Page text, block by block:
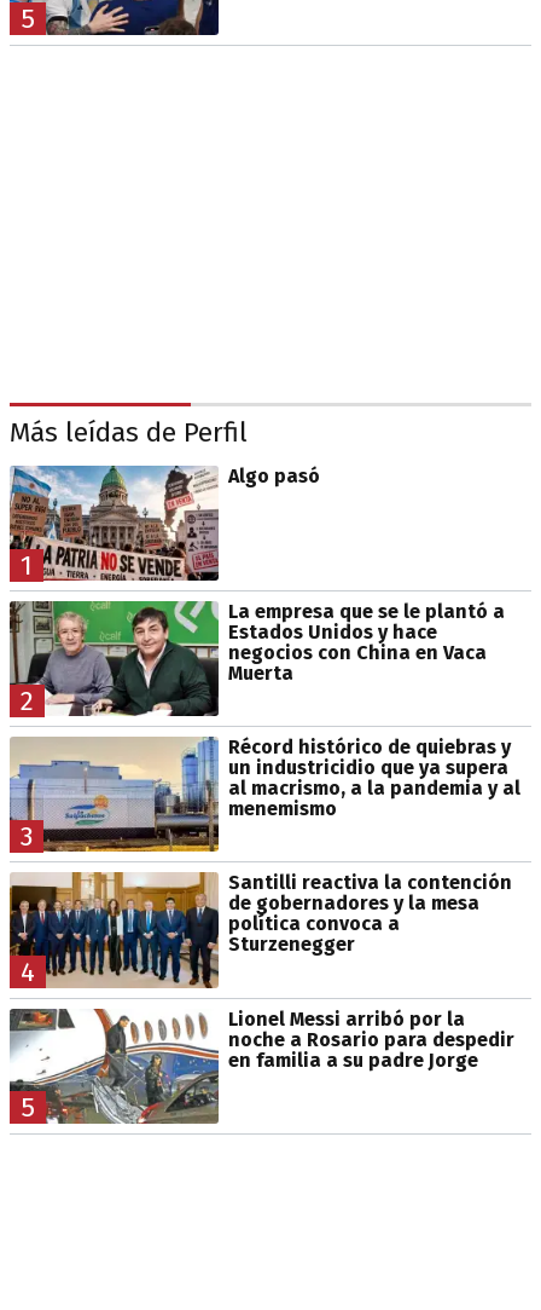
5
Más leídas de Perfil
1
Algo pasó
2
La empresa que se le plantó a
Estados Unidos y hace
negocios con China en Vaca
Muerta
3
Récord histórico de quiebras y
un industricidio que ya supera
al macrismo, a la pandemia y al
menemismo
4
Santilli reactiva la contención
de gobernadores y la mesa
política convoca a
Sturzenegger
5
Lionel Messi arribó por la
noche a Rosario para despedir
en familia a su padre Jorge